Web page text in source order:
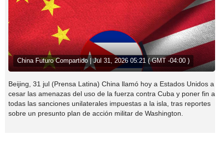
China Futuro Compartido | Jul 31, 2026 05:21 ( GMT -04:00 )
Beijing, 31 jul (Prensa Latina) China llamó hoy a Estados Unidos a
cesar las amenazas del uso de la fuerza contra Cuba y poner fin a
todas las sanciones unilaterales impuestas a la isla, tras reportes
sobre un presunto plan de acción militar de Washington.